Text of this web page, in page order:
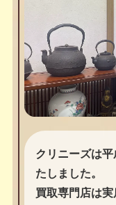
クリニーズは
たしました。
買取専門店は